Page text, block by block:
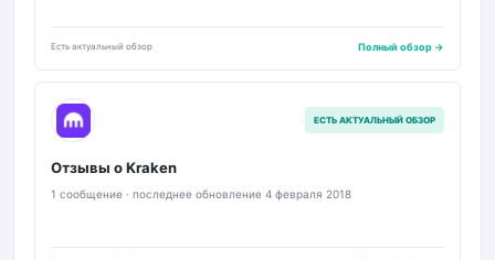
Есть актуальный обзор Полный обзор →
K ЕСТЬ АКТУАЛЬНЫЙ ОБЗОР
Отзывы о Kraken
1 сообщение · последнее обновление 4 февраля 2018